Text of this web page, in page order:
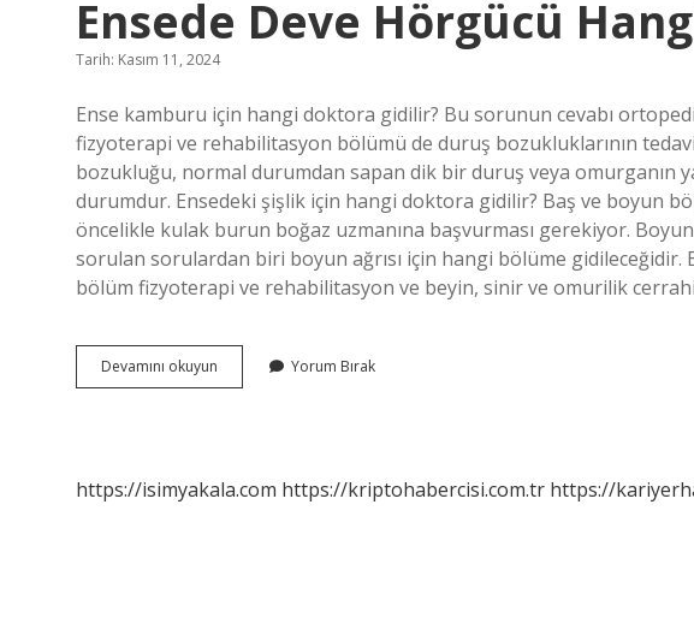
Ensede Deve Hörgücü
Tarih: Kasım 11, 2024
Ense kamburu için hangi doktora gidilir? Bu sorunun cevabı
fizyoterapi ve rehabilitasyon bölümü de duruş bozukluklarının
bozukluğu, normal durumdan sapan dik bir duruş veya omurganın
durumdur. Ensedeki şişlik için hangi doktora gidilir? Baş ve boyun
öncelikle kulak burun boğaz uzmanına başvurması gerekiyor.
sorulan sorulardan biri boyun ağrısı için hangi bölüme gidileceğidir.
bölüm fizyoterapi ve rehabilitasyon ve beyin, sinir ve omurilik
Devamını okuyun
Deve
Yorum Bırak
https://isimyakala.com https://kriptohabercisi.com.tr https://